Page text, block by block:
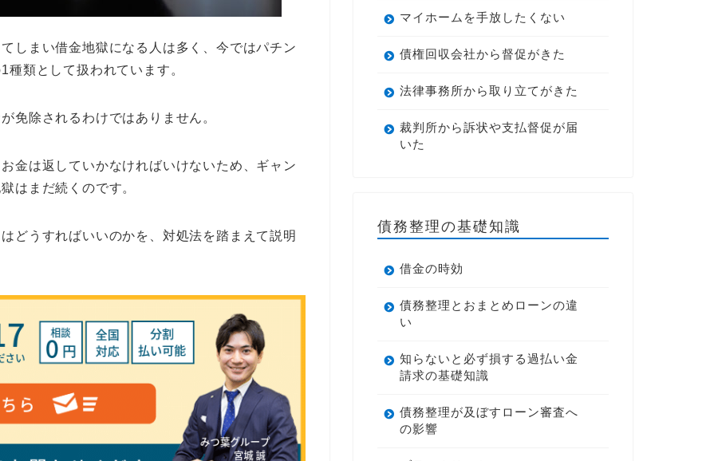
しまい借金地獄になる人は多く、今ではパチン
類として扱われています。
免除されるわけではありません。
金は返していかなければいけないため、ギャン
はまだ続くのです。
どうすればいいのかを、対処法を踏まえて説明
マイホームを手放したくない
債権回収会社から督促がきた
法律事務所から取り立てがきた
裁判所から訴状や支払督促が届
いた
債務整理の基礎知識
借金の時効
債務整理とおまとめローンの違
い
知らないと必ず損する過払い金
請求の基礎知識
債務整理が及ぼすローン審査へ
の影響